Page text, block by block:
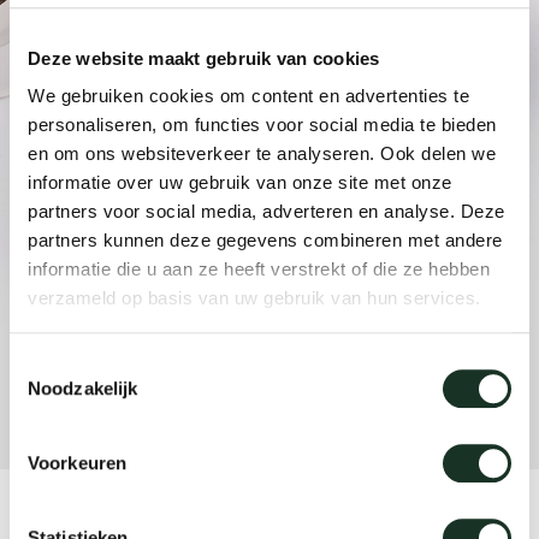
Deze website maakt gebruik van cookies
We gebruiken cookies om content en advertenties te
personaliseren, om functies voor social media te bieden
en om ons websiteverkeer te analyseren. Ook delen we
informatie over uw gebruik van onze site met onze
partners voor social media, adverteren en analyse. Deze
partners kunnen deze gegevens combineren met andere
informatie die u aan ze heeft verstrekt of die ze hebben
verzameld op basis van uw gebruik van hun services.
Noodzakelijk
Voorkeuren
high
local
cm15
cm22
Collection
uli
jorre
ivan
About Arco